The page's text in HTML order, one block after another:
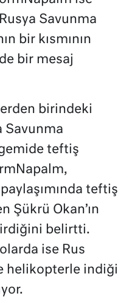
Savunma
bir kısmının
bir mesaj
birindeki
Savunma
teftiş
teftiş
Şükrü Okan’ın
belirtti.
ise Rus
helikopterle indiği